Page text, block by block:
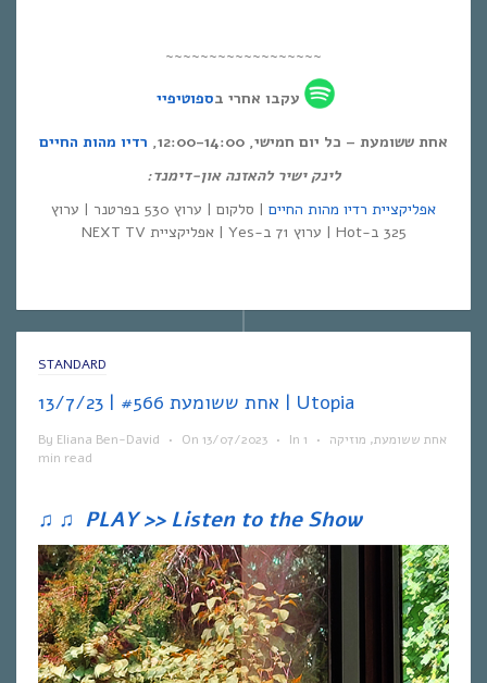
~~~~~~~~~~~~~~~~~~
עקבו אחרי בספוטיפיי
אחת ששומעת – כל יום חמישי, 12:00-14:00,
רדיו מהות החיים
לינק ישיר להאזנה און-דימנד:
אפליקציית רדיו מהות החיים
| סלקום | ערוץ 530 בפרטנר | ערוץ
325 ב-Hot | ערוץ 71 ב-Yes | אפליקציית NEXT TV
STANDARD
אחת ששומעת #566 | 13/7/23 | Utopia
By Eliana Ben-David • On 13/07/2023 • In אחת ששומעת, מוזיקה •
1
min read
♫ ♫ PLAY >> Listen to the Show